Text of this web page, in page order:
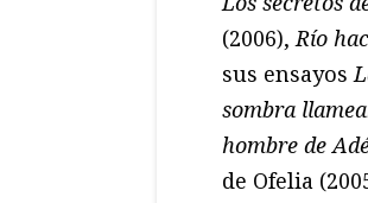
(2006),Río
sus ensayos
sombra
hombre de
de Ofelia